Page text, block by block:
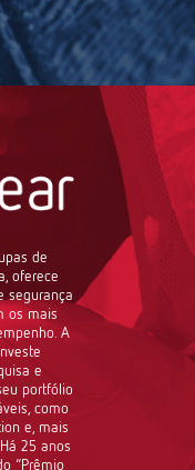
de
oferece
segurança
os mais
A
e
portfólio
como
e, mais
25 anos
“Prêmio